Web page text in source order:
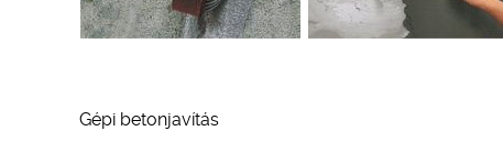
Gépi betonjavítás